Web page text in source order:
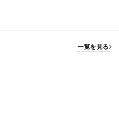
一覧を見る